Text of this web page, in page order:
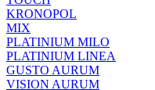
KRONOPOL
MIX
PLATINIUM MILO
PLATINIUM LINEA
GUSTO AURUM
VISION AURUM